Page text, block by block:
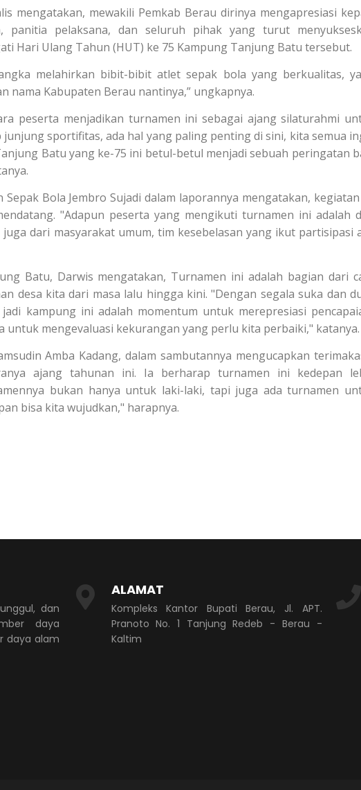
mengatakan, mewakili Pemkab Berau dirinya mengapresiasi
panitia pelaksana, dan seluruh pihak yang turut
Hari Ulang Tahun (HUT) ke 75 Kampung Tanjung Batu tersebut.
melahirkan bibit-bibit atlet sepak bola yang berkualitas,
nama Kabupaten Berau nantinya,” ungkapnya.
peserta menjadikan turnamen ini sebagai ajang silaturahmi
sportifitas, ada hal yang paling penting di sini, kita semua
Batu yang ke-75 ini betul-betul menjadi sebuah peringatan
Bola Jembro Sujadi dalam laporannya mengatakan,
"Adapun peserta yang mengikuti turnamen ini adalah
dari masyarakat umum, tim kesebelasan yang ikut partisipasi
Batu, Darwis mengatakan, Turnamen ini adalah bagian dari
desa kita dari masa lalu hingga kini. "Dengan segala suka dan
kampung ini adalah momentum untuk merepresiasi
untuk mengevaluasi kekurangan yang perlu kita perbaiki," katanya.
Amba Kadang, dalam sambutannya mengucapkan
ajang tahunan ini. Ia berharap turnamen ini kedepan
bukan hanya untuk laki-laki, tapi juga ada turnamen
bisa kita wujudkan," harapnya.
dan
daya
daya alam
ALAMAT
Kompleks Kantor Bupati Berau, Jl. APT.
Pranoto No. 1 Tanjung Redeb - Berau -
Kaltim